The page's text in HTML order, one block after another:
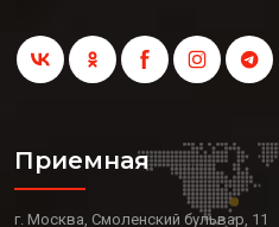
Приемная
г. Москва, Смоленский бульвар, 11